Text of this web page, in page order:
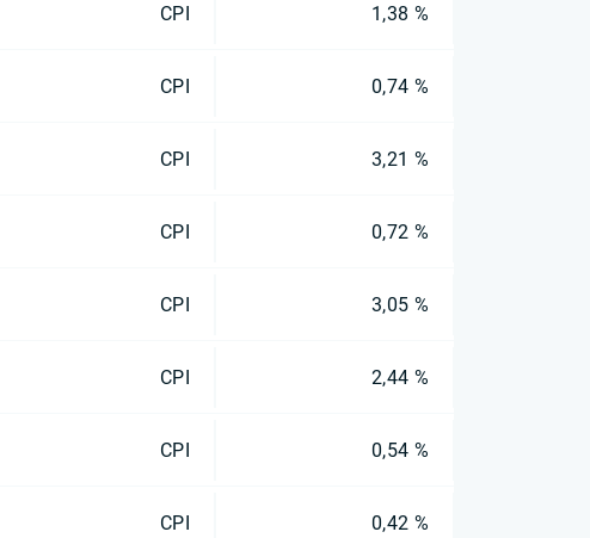
CPI 1,38 %
CPI 0,74 %
CPI 3,21 %
CPI 0,72 %
CPI 3,05 %
CPI 2,44 %
CPI 0,54 %
CPI 0,42 %